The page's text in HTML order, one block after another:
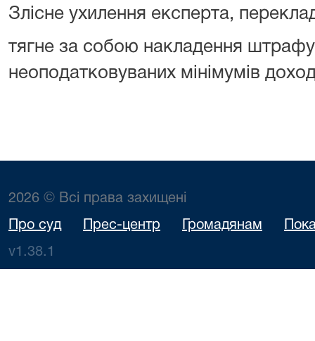
Злісне ухилення експерта,
тягне за собою накладення
неоподатковуваних мінімумів
2026 © Всі права захищені
Про суд Прес-центр Громадянам
v1.38.1